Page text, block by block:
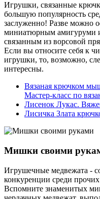
Игрушки, связанные
большую популярность
заслуженно! Разве можно
миниатюрным амигуруми
связанным из ворсовой
Если вы относите себя к
игрушки, то, возможно,
интересны.
Вязаная крючком
Мастер-класс по
Лисенок Лукас.
Лисичка Злата
Мишки своими
Игрушечные медвежата -
конкуренции среди
Вспомните знаменитых